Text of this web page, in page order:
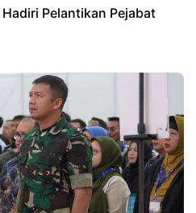
Pelantikan Pejabat